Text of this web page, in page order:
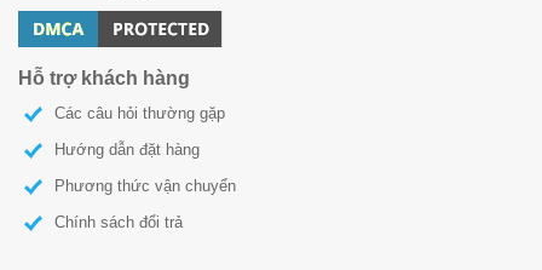
Hỗ trợ khách hàng
Các câu hỏi thường gặp
Hướng dẫn đặt hàng
Phương thức vận chuyển
Chính sách đổi trả